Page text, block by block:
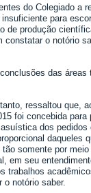
do Colegiado a
para
de produção
o notório
das
ressaltou que,
foi concebida
dos
somente por
em seu
trabalhos
o notório saber.